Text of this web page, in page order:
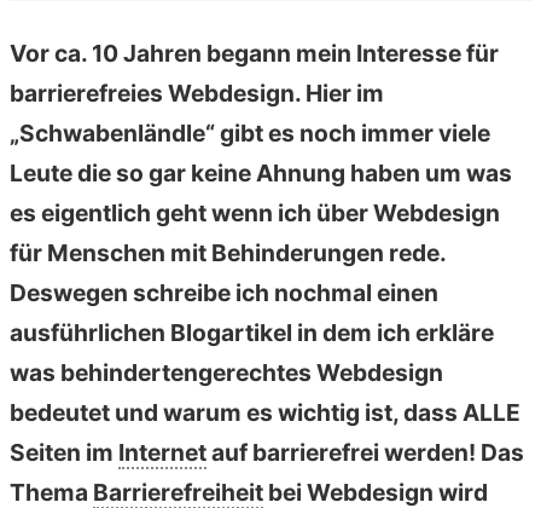
Vor ca. 10 Jahren begann mein Interesse für
barrierefreies Webdesign. Hier im
„Schwabenländle“ gibt es noch immer viele
Leute die so gar keine Ahnung haben um was
es eigentlich geht wenn ich über Webdesign
für Menschen mit Behinderungen rede.
Deswegen schreibe ich nochmal einen
ausführlichen Blogartikel in dem ich erkläre
was behindertengerechtes Webdesign
bedeutet und warum es wichtig ist, dass ALLE
Seiten im Internetauf barrierefrei werden! Das
Thema Barrierefreiheit bei Webdesign wird